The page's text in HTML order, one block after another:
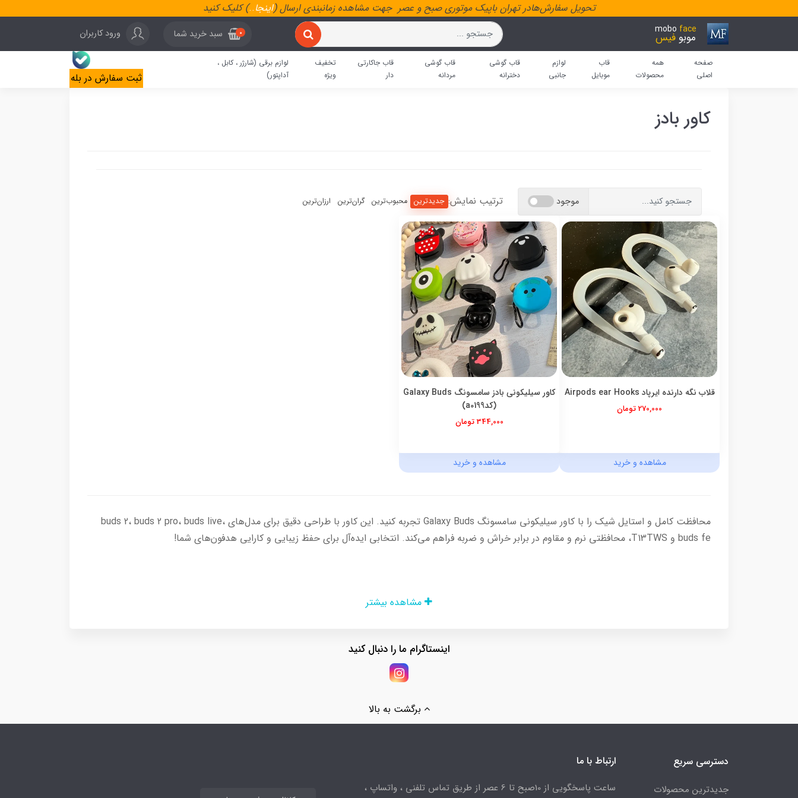
تحویل سفارش‌هادر تهران باپیک موتوری صبح و عصر جهت مشاهده زمانبندی ارسال (اینجا..) کلیک کنید
mobo face
موبو فیس 0 سبد خرید شما ورود کاربران
صفحه
اصلی
همه
محصولات
قاب
موبایل
لوازم
جانبی
قاب گوشی
دخترانه
قاب گوشی
مردانه
قاب جاکارتی
دار
تخفیف
ویژه
لوازم برقی (شارژر ، کابل ،
آداپتور)
ثبت سفارش در بله
کاور بادز
موجود ترتیب نمایش: جدیدترین محبوب‌ترین گران‌ترین ارزان‌ترین
قلاب نگه دارنده ایرپاد Airpods ear Hooks
270,000 تومان
مشاهده و خرید
کاور سیلیکونی بادز سامسونگ Galaxy Buds
(کدa0199)
344,000 تومان
مشاهده و خرید
محافظت کامل و استایل شیک را با کاور سیلیکونی سامسونگ Galaxy Buds تجربه کنید. این کاور با طراحی دقیق برای مدل‌های buds 2، buds 2 pro، buds live،
buds fe و T13TWS، محافظتی نرم و مقاوم در برابر خراش و ضربه فراهم می‌کند. انتخابی ایده‌آل برای حفظ زیبایی و کارایی هدفون‌های شما!
مشاهده بیشتر
اینستاگرام ما را دنبال کنید
برگشت به بالا
دسترسی سریع
جدیدترین محصولات
ارتباط با ما
ساعت پاسخگویی از 10صبح تا 6 عصر از طریق تماس تلفنی ، واتساپ ،